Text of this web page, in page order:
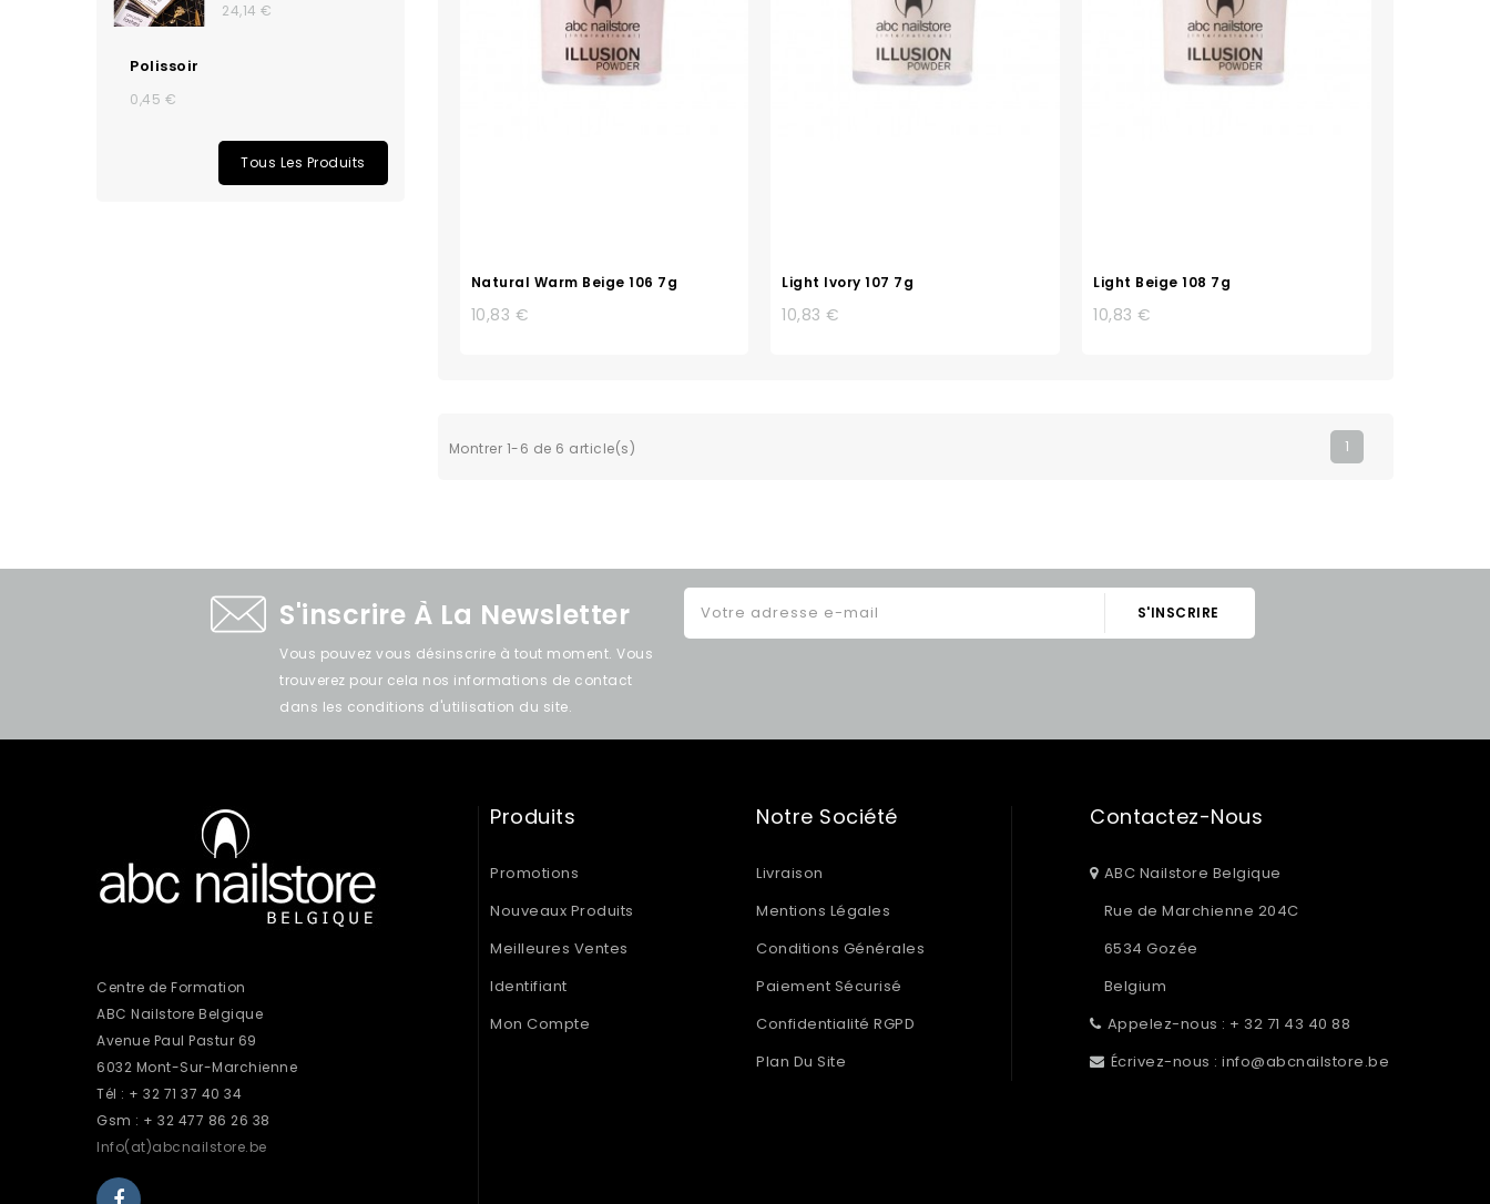
24,14 €
Polissoir
0,45 €
Tous Les Produits
Natural Warm Beige 106 7g
10,83 €
Light Ivory 107 7g
10,83 €
Light Beige 108 7g
10,83 €
Montrer 1-6 de 6 article(s) 1
S'inscrire À La Newsletter
Vous pouvez vous désinscrire à tout moment. Vous
trouverez pour cela nos informations de contact
dans les conditions d'utilisation du site.
Centre de Formation
ABC Nailstore Belgique
Avenue Paul Pastur 69
6032 Mont-Sur-Marchienne
Tél : + 32 71 37 40 34
Gsm : + 32 477 86 26 38
Info(at)abcnailstore.be
Produits
Promotions
Nouveaux Produits
Meilleures Ventes
Identifiant
Mon Compte
Notre Société
Livraison
Mentions Légales
Conditions Générales
Paiement Sécurisé
Confidentialité RGPD
Plan Du Site
Contactez-Nous
ABC Nailstore Belgique
Rue de Marchienne 204C
6534 Gozée
Belgium
Appelez-nous : + 32 71 43 40 88
Écrivez-nous : info@abcnailstore.be